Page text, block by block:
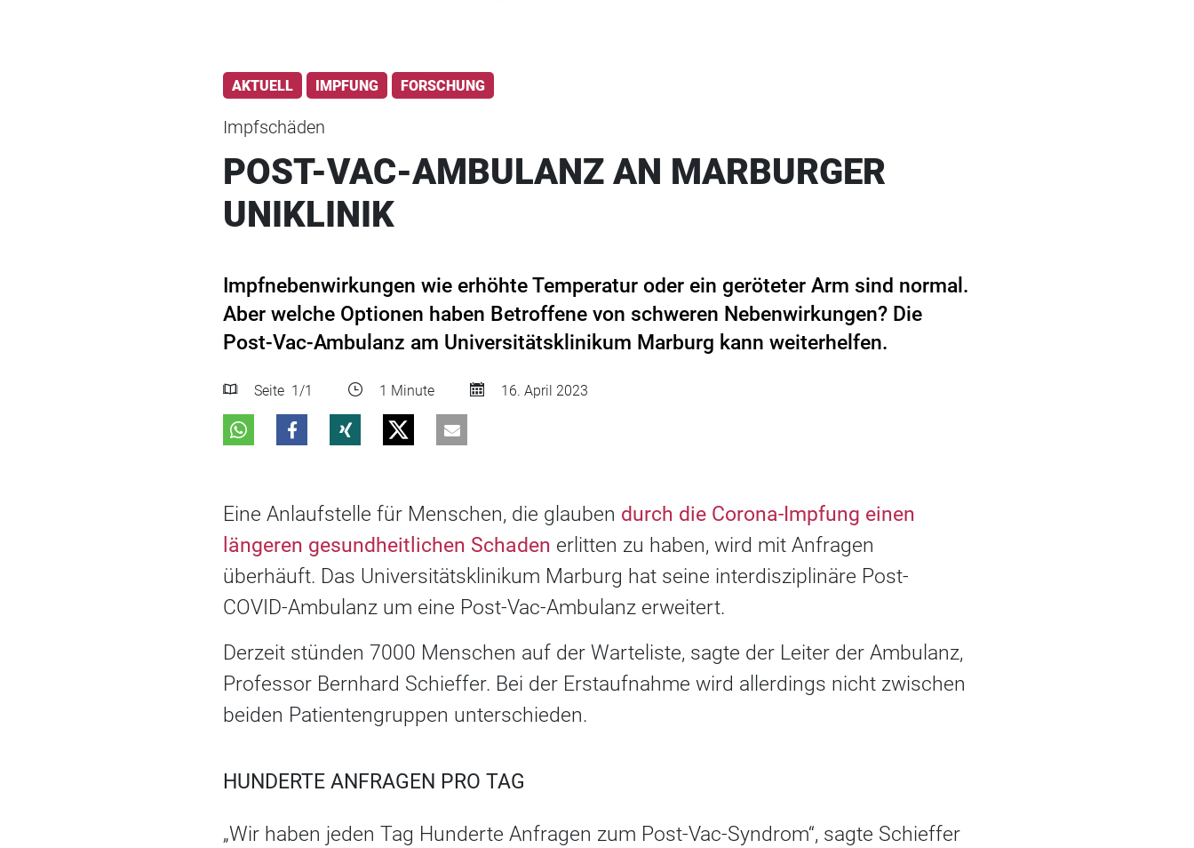
AKTUELL IMPFUNG FORSCHUNG
Impfschäden
POST-VAC-AMBULANZ AN MARBURGER
UNIKLINIK
Impfnebenwirkungen wie erhöhte Temperatur oder ein geröteter Arm sind normal.
Aber welche Optionen haben Betroffene von schweren Nebenwirkungen? Die
Post-Vac-Ambulanz am Universitätsklinikum Marburg kann weiterhelfen.
Seite 1/1 1 Minute 16. April 2023
Eine Anlaufstelle für Menschen, die glauben durch die Corona-Impfung einen
längeren gesundheitlichen Schaden erlitten zu haben, wird mit Anfragen
überhäuft. Das Universitätsklinikum Marburg hat seine interdisziplinäre Post-
COVID-Ambulanz um eine Post-Vac-Ambulanz erweitert.
Derzeit stünden 7000 Menschen auf der Warteliste, sagte der Leiter der Ambulanz,
Professor Bernhard Schieffer. Bei der Erstaufnahme wird allerdings nicht zwischen
beiden Patientengruppen unterschieden.
HUNDERTE ANFRAGEN PRO TAG
„Wir haben jeden Tag Hunderte Anfragen zum Post-Vac-Syndrom“, sagte Schieffer